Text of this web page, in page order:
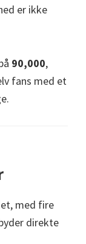
er ikke
90,000,
fans med et
med fire
direkte